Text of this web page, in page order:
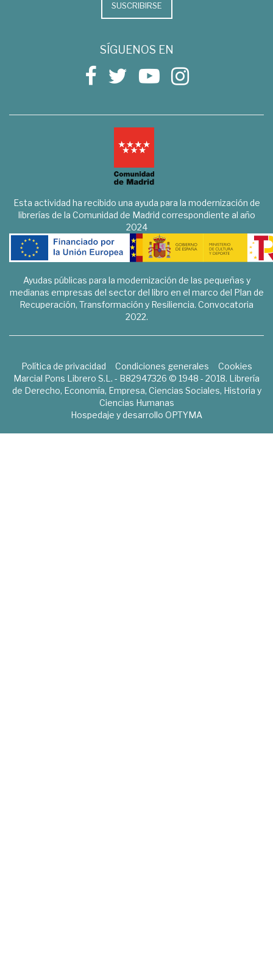
SUSCRIBIRSE
SÍGUENOS EN
Esta actividad ha recibido una ayuda para la modernización de
librerías de la Comunidad de Madrid correspondiente al año
2024
Ayudas públicas para la modernización de las pequeñas y
medianas empresas del sector del libro en el marco del Plan de
Recuperación, Transformación y Resiliencia. Convocatoria
2022.
Política de privacidad Condiciones generales
Cookies
Marcial Pons Librero S.L. - B82947326 © 1948 - 2018. Librería
de Derecho, Economía, Empresa, Ciencias Sociales, Historia y
Ciencias Humanas
Hospedaje y desarrollo OPTYMA